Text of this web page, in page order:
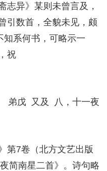
志异》某则未曾言及，
引数首，全貌未见，颇
知系何书，可略示一
祝
弟戊 又及 八，十一夜
第7卷（北方文艺出版
简南星二首》。诗句略